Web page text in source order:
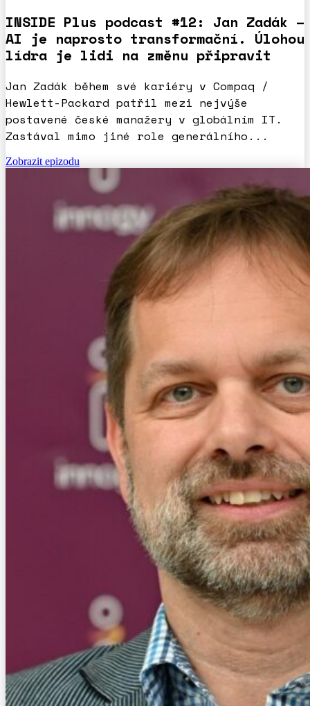
INSIDE Plus podcast #12: Jan Zadák –
AI je naprosto transformační. Úlohou
lídra je lidi na změnu připravit
Jan Zadák během své kariéry v Compaq /
Hewlett-Packard patřil mezi nejvýše
postavené české manažery v globálním IT.
Zastával mimo jiné role generálního...
Zobrazit epizodu